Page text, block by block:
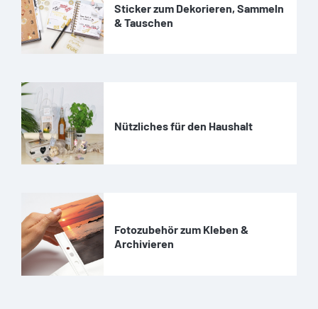
Sticker zum Dekorieren, Sammeln
& Tauschen
Nützliches für den Haushalt
Fotozubehör zum Kleben &
Archivieren